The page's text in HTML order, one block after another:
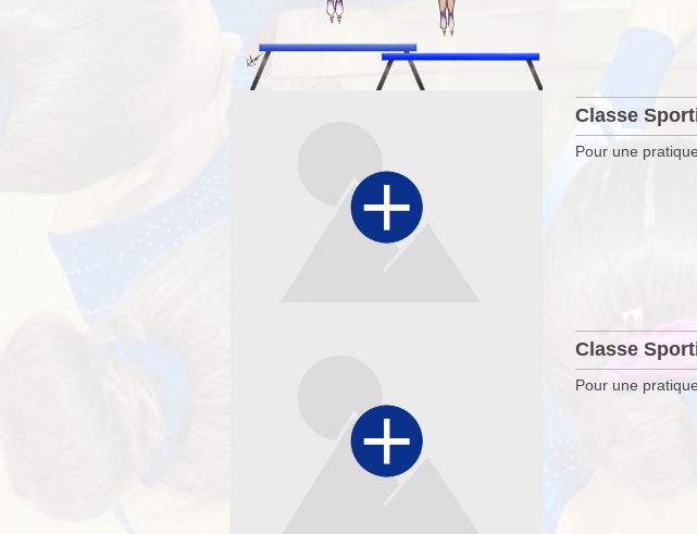
Classe
Pour une
Classe
Pour une